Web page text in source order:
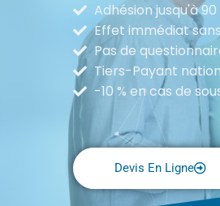
Adhésion jusqu'à
Effet immédiat
Pas de
Tiers-Payant
-10 % en cas de
Devis En Ligne